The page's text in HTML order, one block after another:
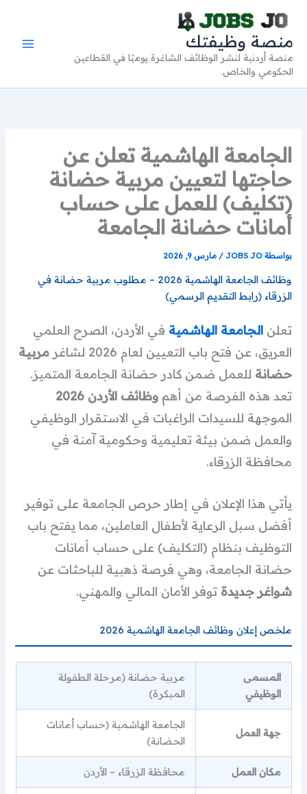
المحتوى
منصة وظيفتك
منصة أردنية لنشر الوظائف الشاغرة يوميًا في القطاعين
الحكومي والخاص.
الجامعة الهاشمية تعلن عن
حاجتها لتعيين مربية حضانة
(تكليف) للعمل على حساب
أمانات حضانة الجامعة
بواسطة JOBS JO
/مارس 9, 2026
وظائف الجامعة الهاشمية 2026 – مطلوب مربية حضانة في
الزرقاء (رابط التقديم الرسمي)
تعلنالجامعة الهاشمية في الأردن، الصرح العلمي
العريق، عن فتح باب التعيين لعام 2026 لشاغر
مربية
حضانة للعمل ضمن كادر حضانة الجامعة المتميز.
تعد هذه الفرصة من أهموظائف الأردن 2026
الموجهة للسيدات الراغبات في الاستقرار الوظيفي
والعمل ضمن بيئة تعليمية وحكومية آمنة في
محافظة الزرقاء.
يأتي هذا الإعلان في إطار حرص الجامعة على توفير
أفضل سبل الرعاية لأطفال العاملين، مما يفتح باب
التوظيف بنظام (التكليف) على حساب أمانات
حضانة الجامعة، وهي فرصة ذهبية للباحثات عن
شواغر جديدة توفر الأمان المالي والمهني.
ملخص إعلان وظائف الجامعة الهاشمية 2026
المسمى
الوظيفي
مربية حضانة (مرحلة الطفولة
المبكرة)
جهة العمل
الجامعة الهاشمية (حساب أمانات
الحضانة)
مكان العمل محافظة الزرقاء – الأردن